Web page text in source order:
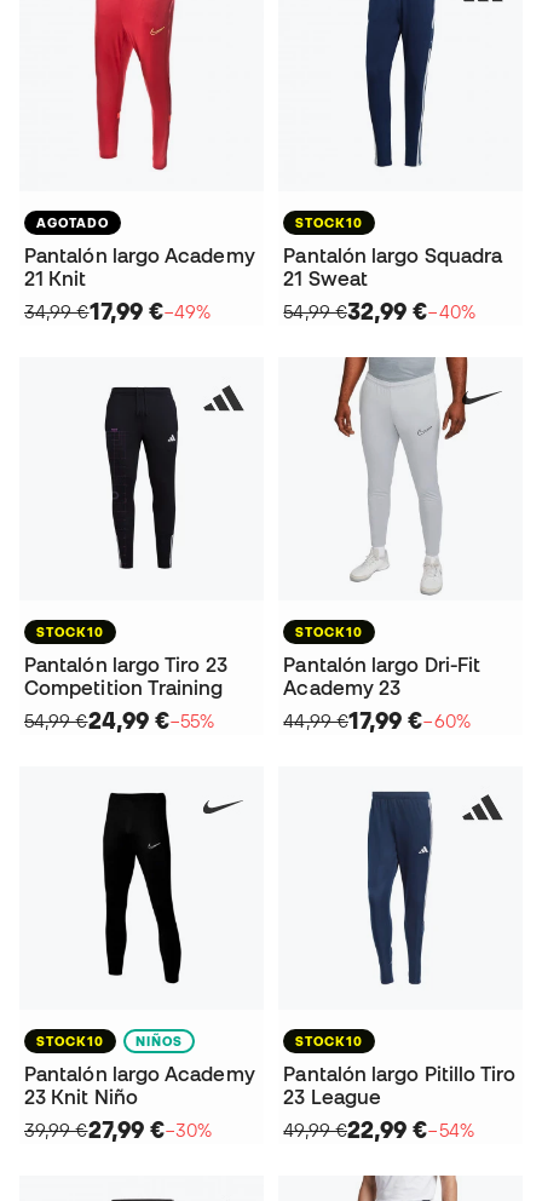
AGOTADO
Pantalón largo Academy
21 Knit
34,99 €17,99 €−49%
STOCK10
Pantalón largo Squadra
21 Sweat
54,99 €32,99 €−40%
STOCK10
Pantalón largo Tiro 23
Competition Training
54,99 €24,99 €−55%
STOCK10
Pantalón largo Dri-Fit
Academy 23
44,99 €17,99 €−60%
STOCK10 NIÑOS
Pantalón largo Academy
23 Knit Niño
39,99 €27,99 €−30%
STOCK10
Pantalón largo Pitillo Tiro
23 League
49,99 €22,99 €−54%